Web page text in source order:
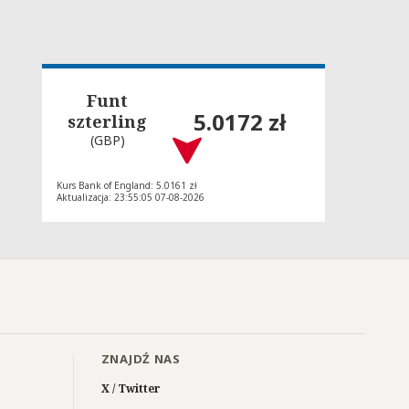
Funt
szterling
(GBP)
5.0172 zł
Kurs Bank of England: 5.0161 zł
Aktualizacja: 23:55:05 07-08-2026
ZNAJDŹ NAS
X / Twitter